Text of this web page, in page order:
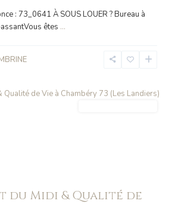
: 73_0641 À SOUS LOUER ? Bureau à
êtes ...
du Midi & Qualité de